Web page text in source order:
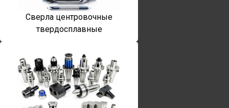
Сверла центровочные
твердосплавные